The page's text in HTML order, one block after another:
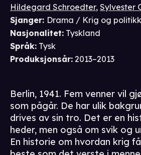
Hildegard Schroedter, Sylvester
Sjanger: Drama / Krig og
Nasjonalitet: Tyskland
Språk: Tysk
Produksjonsår: 2013–2013
Berlin, 1941. Fem venner vil
som pågår. De har ulik
drives av sin tro. Det er en
heder, men også om svik og
En historie om hvordan krig